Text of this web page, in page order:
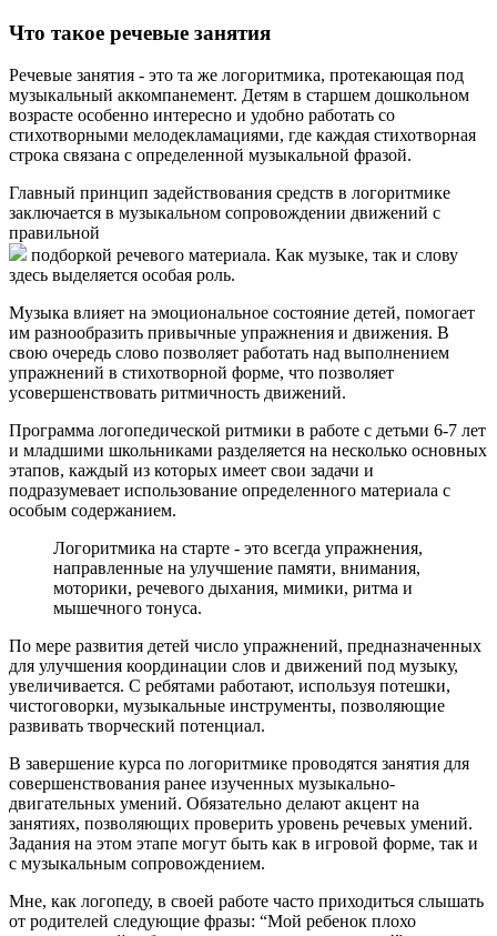
Что такое речевые занятия
Речевые занятия - это та же логоритмика, протекающая под
музыкальный аккомпанемент. Детям в старшем дошкольном
возрасте особенно интересно и удобно работать со
стихотворными мелодекламациями, где каждая стихотворная
строка связана с определенной музыкальной фразой.
Главный принцип задействования средств в логоритмике
заключается в музыкальном сопровождении движений с
правильной
подборкой речевого материала. Как музыке, так и слову
здесь выделяется особая роль.
Музыка влияет на эмоциональное состояние детей, помогает
им разнообразить привычные упражнения и движения. В
свою очередь слово позволяет работать над выполнением
упражнений в стихотворной форме, что позволяет
усовершенствовать ритмичность движений.
Программа логопедической ритмики в работе с детьми 6-7 лет
и младшими школьниками разделяется на несколько основных
этапов, каждый из которых имеет свои задачи и
подразумевает использование определенного материала с
особым содержанием.
Логоритмика на старте - это всегда упражнения,
направленные на улучшение памяти, внимания,
моторики, речевого дыхания, мимики, ритма и
мышечного тонуса.
По мере развития детей число упражнений, предназначенных
для улучшения координации слов и движений под музыку,
увеличивается. С ребятами работают, используя потешки,
чистоговорки, музыкальные инструменты, позволяющие
развивать творческий потенциал.
В завершение курса по логоритмике проводятся занятия для
совершенствования ранее изученных музыкально-
двигательных умений. Обязательно делают акцент на
занятиях, позволяющих проверить уровень речевых умений.
Задания на этом этапе могут быть как в игровой форме, так и
с музыкальным сопровождением.
Мне, как логопеду, в своей работе часто приходиться слышать
от родителей следующие фразы: “Мой ребенок плохо